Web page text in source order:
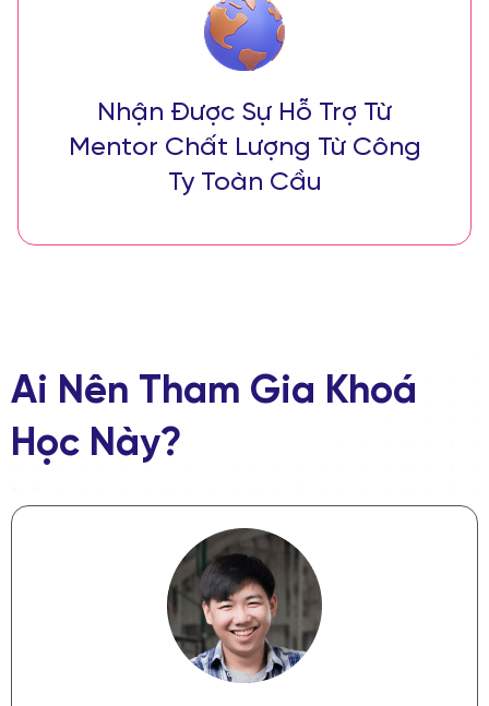
Nhận Được Sự Hỗ Trợ Từ
Mentor Chất Lượng Từ Công
Ty Toàn Cầu
Ai Nên Tham Gia Khoá
Học Này?